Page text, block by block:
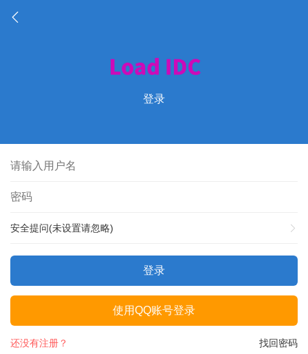
登录
安全提问(未设置请忽略)
登录
使用QQ账号登录
找回密码
还没有注册？